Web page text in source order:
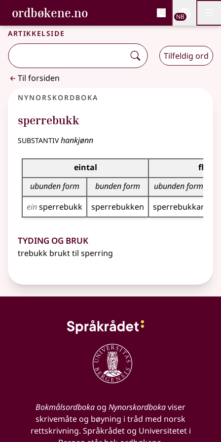
Gå til hovedinnhold
Tilgjengelighet
ordbøkene.no, Bokmålsordboka og
Bokmålsordboka og Nynorskordboka
NB
Artikkelside
Tilfeldig ord
Til forsiden
Nynorskordboka
sperrebukk
substantivhankjønn
Bøyningstabell for dette substantivet
eintal
ubunden form
bunden form ubunden form
einsperrebukk sperrebukken sperrebukkar
Tyding og bruk
trebukk brukt til sperring
Bokmålsordbokaog Nynorskordbokaviser
skrivemåte og bøyning i tråd med norsk
rettskrivning. Språkrådet og Universitetet i